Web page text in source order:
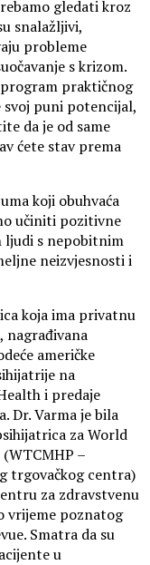
gledati kroz
snalažljivi,
probleme
s krizom.
praktičnog
svoj puni potencijal,
da je od same
ćete stav prema
koji obuhvaća
učiniti pozitivne
ljudi s nepobitnim
neizvjesnosti i
koja ima privatnu
nagrađivana
američke
na
i predaje
Dr. Varma je bila
za World
–
trgovačkog centra)
za zdravstvenu
vrijeme poznatog
Smatra da su
u